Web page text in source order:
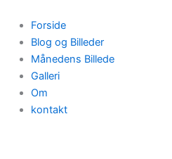
indholdet
Forside
Blog og Billeder
Månedens Billede
Galleri
Om
kontakt